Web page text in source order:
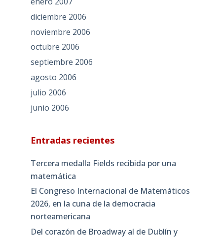
diciembre 2006
noviembre 2006
octubre 2006
septiembre 2006
agosto 2006
julio 2006
junio 2006
Entradas recientes
Tercera medalla Fields recibida por una
matemática
El Congreso Internacional de Matemáticos
2026, en la cuna de la democracia
norteamericana
Del corazón de Broadway al de Dublín y